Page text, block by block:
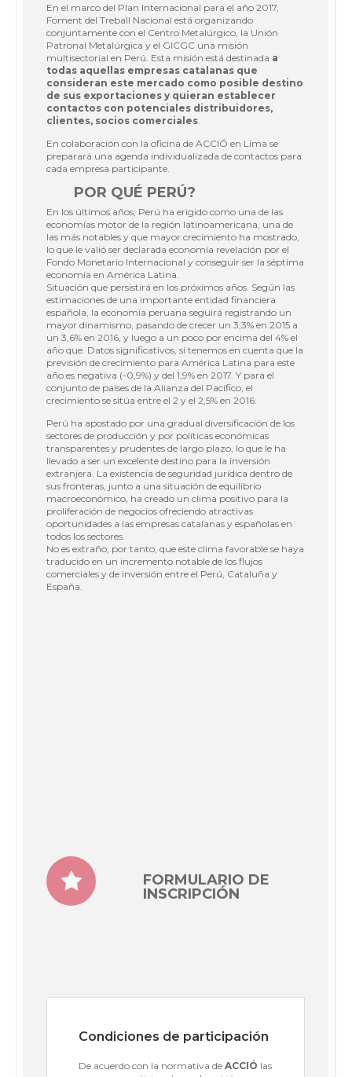
En el marco del Plan Internacional para el año 2017,
Foment del Treball Nacional está organizando
conjuntamente con el Centro Metalúrgico, la Unión
Patronal Metalúrgica y el GICGC una misión
multisectorial en Perú. Esta misión está destinada a
todas aquellas empresas catalanas que
consideran este mercado como posible destino
de sus exportaciones y quieran establecer
contactos con potenciales distribuidores,
clientes, socios comerciales
En colaboración con la oficina de ACCIÓ en Lima se
preparará una agenda individualizada de contactos para
cada empresa participante.
POR QUÉ PERÚ?
En los últimos años, Perú ha erigido como una de las
economías motor de la región latinoamericana, una de
las más notables y que mayor crecimiento ha mostrado,
lo que le valió ser declarada economía revelación por el
Fondo Monetario Internacional y conseguir ser la séptima
economía en América Latina.
Situación que persistirá en los próximos años. Según las
estimaciones de una importante entidad financiera
española, la economía peruana seguirá registrando un
mayor dinamismo, pasando de crecer un 3,3% en 2015 a
un 3,6% en 2016, y luego a un poco por encima del 4% el
año que. Datos significativos, si tenemos en cuenta que la
previsión de crecimiento para América Latina para este
año es negativa (-0,9%) y del 1,9% en 2017. Y para el
conjunto de países de la Alianza del Pacífico, el
crecimiento se sitúa entre el 2 y el 2,5% en 2016.
Perú ha apostado por una gradual diversificación de los
sectores de producción y por políticas económicas
transparentes y prudentes de largo plazo, lo que le ha
llevado a ser un excelente destino para la inversión
extranjera. La existencia de seguridad jurídica dentro de
sus fronteras, junto a una situación de equilibrio
macroeconómico, ha creado un clima positivo para la
proliferación de negocios ofreciendo atractivas
oportunidades a las empresas catalanas y españolas en
todos los sectores.
No es extraño, por tanto, que este clima favorable se haya
traducido en un incremento notable de los flujos
comerciales y de inversión entre el Perú, Cataluña y
España.
FORMULARIO DE
INSCRIPCIÓN
Condiciones de participación
De acuerdo con la normativa de ACCIÓ las